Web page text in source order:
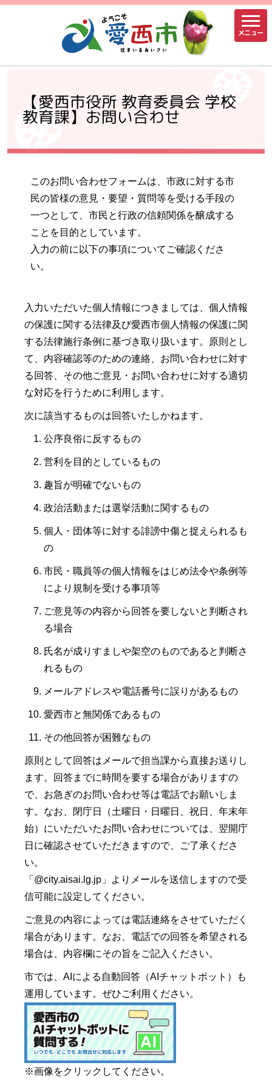
メニュー
【愛西市役所 教育委員会 学校
教育課】お問い合わせ
このお問い合わせフォームは、市政に対する市
民の皆様の意見・要望・質問等を受ける手段の
一つとして、市民と行政の信頼関係を醸成する
ことを目的としています。
入力の前に以下の事項についてご確認くださ
い。
入力いただいた個人情報につきましては、個人情報
の保護に関する法律及び愛西市個人情報の保護に関
する法律施行条例に基づき取り扱います。原則とし
て、内容確認等のための連絡、お問い合わせに対す
る回答、その他ご意見・お問い合わせに対する適切
な対応を行うために利用します。
次に該当するものは回答いたしかねます。
公序良俗に反するもの
営利を目的としているもの
趣旨が明確でないもの
政治活動または選挙活動に関するもの
個人・団体等に対する誹謗中傷と捉えられるも
の
市民・職員等の個人情報をはじめ法令や条例等
により規制を受ける事項等
ご意見等の内容から回答を要しないと判断され
る場合
氏名が成りすましや架空のものであると判断さ
れるもの
メールアドレスや電話番号に誤りがあるもの
愛西市と無関係であるもの
その他回答が困難なもの
原則として回答はメールで担当課から直接お送りし
ます。回答までに時間を要する場合がありますの
で、お急ぎのお問い合わせ等は電話でお願いしま
す。なお、閉庁日（土曜日・日曜日、祝日、年末年
始）にいただいたお問い合わせについては、翌開庁
日に確認させていただきますので、ご了承くださ
い。
「@city.aisai.lg.jp」よりメールを送信しますので受
信可能に設定してください。
ご意見の内容によっては電話連絡をさせていただく
場合があります。なお、電話での回答を希望される
場合は、内容欄にその旨をご記入ください。
市では、AIによる自動回答（AIチャットボット）も
運用しています。ぜひご利用ください。
※画像をクリックしてください。